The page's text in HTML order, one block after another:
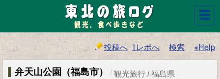
投稿へ ⇧レポへ 検索 ※Help
弁天山公園（福島市） / 観光旅行 / 福島県
☰